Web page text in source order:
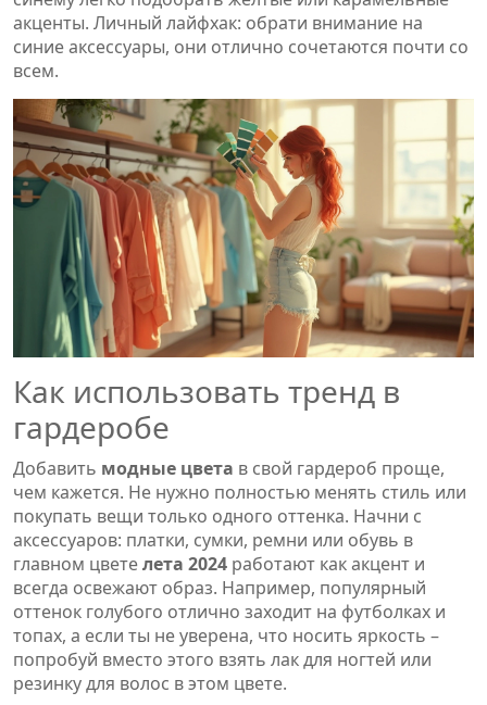
акценты. Личный лайфхак: обрати внимание на
синие аксессуары, они отлично сочетаются почти со
всем.
Как использовать тренд в
гардеробе
Добавить модные цвета в свой гардероб проще,
чем кажется. Не нужно полностью менять стиль или
покупать вещи только одного оттенка. Начни с
аксессуаров: платки, сумки, ремни или обувь в
главном цветелета 2024 работают как акцент и
всегда освежают образ. Например, популярный
оттенок голубого отлично заходит на футболках и
топах, а если ты не уверена, что носить яркость –
попробуй вместо этого взять лак для ногтей или
резинку для волос в этом цвете.